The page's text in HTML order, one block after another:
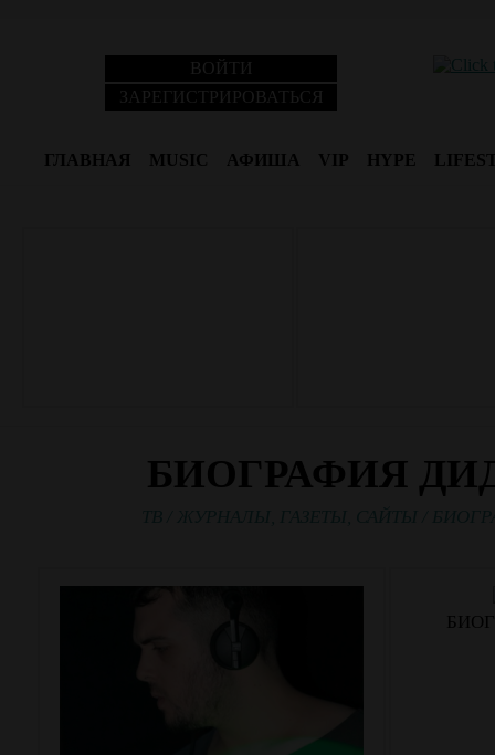
ВОЙТИ
ЗАРЕГИСТРИРОВАТЬСЯ
ГЛАВНАЯ MUSIC АФИША VIP HYPE
БИОГРАФИЯ